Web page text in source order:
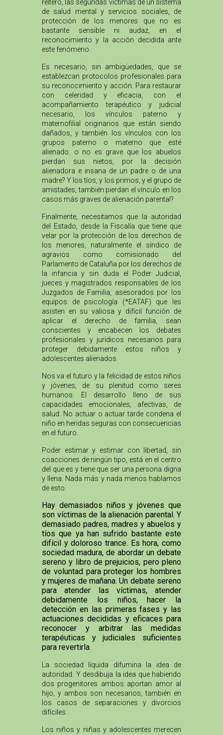
reitero, las segundas víctimas de un sistema
de salud mental y servicios sociales, de
protección de los menores que no es
bastante sensible ni audaz, en el
reconocimiento y la acción decidida ante
este fenómeno.
Es necesario, sin ambigüedades, que se
establezcan protocolos profesionales para
su reconocimiento y acción. Para restaurar
con celeridad y eficacia, con el
acompañamiento terapéutico y judicial
necesario, los vínculos paterno y
maternofilial originarios que están siendo
dañados, y también los vínculos con los
grupos paterno o materno que esté
alienado: o no es grave que los abuelos
pierdan sus nietos, por la decisión
alienadora e insana de un padre o de una
madre? Y los tíos, y los primos, y el grupo de
amistades, también pierdan el vínculo en los
casos más graves de alienación parental?
Finalmente, necesitamos que la autoridad
del Estado, desde la Fiscalía que tiene que
velar por la protección de los derechos de
los menores, naturalmente el síndico de
agravios como comisionado del
Parlamento de Cataluña por los derechos de
la infancia y sin duda el Poder Judicial,
jueces y magistrados responsables de los
Juzgados de Familia, asesorados por los
equipos de psicología (*EATAF) que les
asisten en su valiosa y difícil función de
aplicar el derecho de familia, sean
conscientes y encabecen los debates
profesionales y jurídicos necesarios para
proteger debidamente estos niños y
adolescentes alienados.
Nos va el futuro y la felicidad de estos niños
y jóvenes, de su plenitud como seres
humanos. El desarrollo lleno de sus
capacidades emocionales, afectivas, de
salud. No actuar o actuar tarde condena el
niño en heridas seguras con consecuencias
en el futuro.
Poder estimar y estimar con libertad, sin
coacciones de ningún tipo, está en el centro
del que es y tiene que ser una persona digna
y llena. Nada más y nada menos hablamos
de esto.
Hay demasiados niños y jóvenes que
son víctimas de la alienación parental. Y
demasiado padres, madres y abuelos y
tíos que ya han sufrido bastante este
difícil y doloroso trance. Es hora, como
sociedad madura, de abordar un debate
sereno y libro de prejuicios, pero pleno
de voluntad para proteger los hombres
y mujeres de mañana. Un debate sereno
para atender las víctimas, atender
debidamente los niños, hacer la
detección en las primeras fases y las
actuaciones decididas y eficaces para
reconocer y arbitrar las medidas
terapéuticas y judiciales suficientes
para revertirla.
La sociedad líquida difumina la idea de
autoridad. Y desdibuja la idea que habiendo
dos progenitores ambos aportan amor al
hijo, y ambos son necesarios, también en
los casos de separaciones y divorcios
difíciles.
Los niños y niñas y adolescentes merecen